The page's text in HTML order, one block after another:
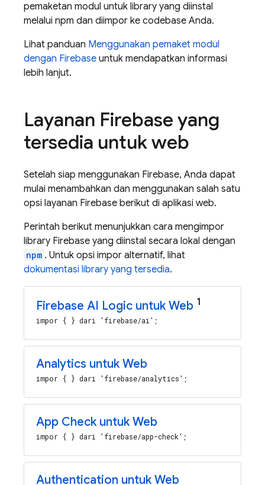
pemaketan modul untuk library yang diinstal
melalui npm dan diimpor ke codebase Anda.
Lihat panduan Menggunakan pemaket modul
dengan Firebase untuk mendapatkan informasi
lebih lanjut.
Layanan Firebase yang
tersedia untuk web
Setelah siap menggunakan Firebase, Anda dapat
mulai menambahkan dan menggunakan salah satu
opsi layanan Firebase berikut di aplikasi web.
Perintah berikut menunjukkan cara mengimpor
library Firebase yang diinstal secara lokal dengan
npm . Untuk opsi impor alternatif, lihat
dokumentasi library yang tersedia.
Firebase AI Logic untuk Web 1
impor { } dari 'firebase/ai';
Analytics untuk Web
impor { } dari 'firebase/analytics';
App Check untuk Web
impor { } dari 'firebase/app-check';
Authentication untuk Web